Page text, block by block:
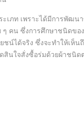
เภท เพราะได้มีการพัฒน
คน ซึ่งการศึกษาชนิดของ
ชน์ได้จริง ซึ่งจะทำให้เห็น
นใจสั่งซื้อร่มด้วยผ้าชนิด